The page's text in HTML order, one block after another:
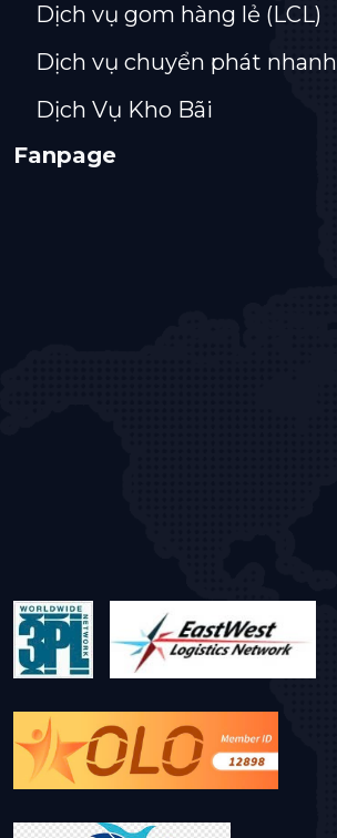
Dịch vụ gom hàng lẻ (LCL)
Dịch vụ chuyển phát nhanh
Dịch Vụ Kho Bãi
Fanpage